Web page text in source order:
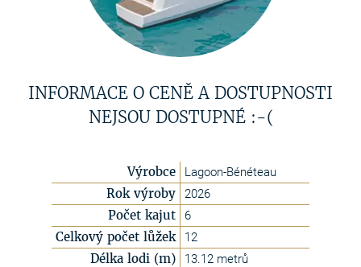
INFORMACE O CENĚ A DOSTUPNOSTI
NEJSOU DOSTUPNÉ :-(
Výrobce Lagoon-Bénéteau
Rok výroby 2026
Počet kajut 6
Celkový počet lůžek 12
Délka lodi (m) 13.12 metrů